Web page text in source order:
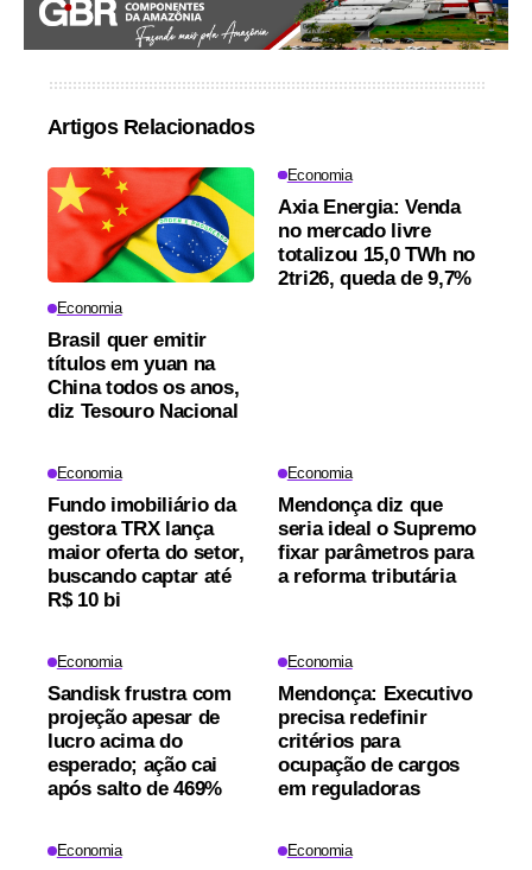
Artigos Relacionados
Economia
Brasil quer emitir
títulos em yuan na
China todos os anos,
diz Tesouro Nacional
Economia
Axia Energia: Venda
no mercado livre
totalizou 15,0 TWh no
2tri26, queda de 9,7%
Economia
Fundo imobiliário da
gestora TRX lança
maior oferta do setor,
buscando captar até
R$ 10 bi
Economia
Mendonça diz que
seria ideal o Supremo
fixar parâmetros para
a reforma tributária
Economia
Sandisk frustra com
projeção apesar de
lucro acima do
esperado; ação cai
após salto de 469%
Economia
Mendonça: Executivo
precisa redefinir
critérios para
ocupação de cargos
em reguladoras
Economia Economia